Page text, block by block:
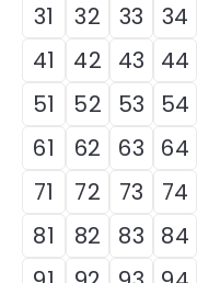
31
32 33 34
41
42 43 44
51
52 53 54
61
62 63 64
71
72 73 74
81
82 83 84